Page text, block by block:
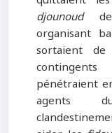
djounoud
organisant
sortaient
pénétraient
agents